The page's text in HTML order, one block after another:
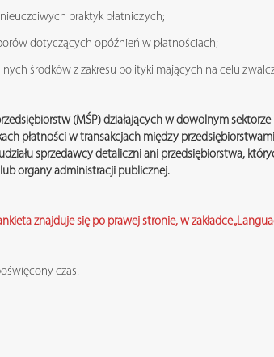
praktyk płatniczych;
dotyczących opóźnień w płatnościach;
środków z zakresu polityki mających na celu
(MŚP) działających w dowolnym sektorze
płatności w transakcjach między przedsiębiorstwami
sprzedawcy detaliczni ani przedsiębiorstwa,
organy administracji publicznej.
znajduje się po prawej stronie, w zakładce
czas!